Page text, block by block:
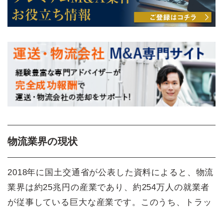
物流業界の現状
2018年に国土交通省が公表した資料によると、物流
業界は約25兆円の産業であり、約254万人の就業者
が従事している巨大な産業です。このうち、トラッ